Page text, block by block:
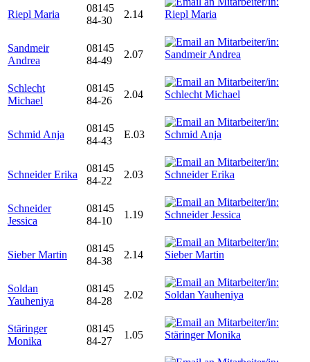
Riepl Maria
08145
84-30
2.14
Sandmeir
Andrea
08145
84-49
2.07
Schlecht
Michael
08145
84-26
2.04
Schmid Anja
08145
84-43
E.03
Schneider Erika
08145
84-22
2.03
Schneider
Jessica
08145
84-10
1.19
Sieber Martin
08145
84-38
2.14
Soldan
Yauheniya
08145
84-28
2.02
Stäringer
Monika
08145
84-27
1.05